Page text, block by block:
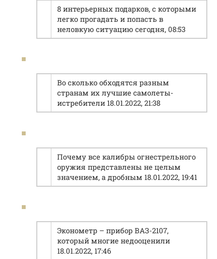
8 интерьерных подарков, с которыми
легко прогадать и попасть в
неловкую ситуацию сегодня, 08:53
Во сколько обходятся разным
странам их лучшие самолеты-
истребители 18.01.2022, 21:38
Почему все калибры огнестрельного
оружия представлены не целым
значением, а дробным 18.01.2022, 19:41
Эконометр – прибор ВАЗ-2107,
который многие недооценили
18.01.2022, 17:46